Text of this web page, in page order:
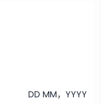
DD MM，YYYY